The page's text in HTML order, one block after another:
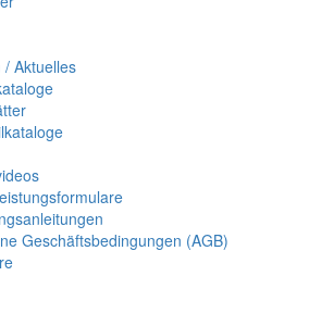
/ Aktuelles
Geschäftsbedingungen (AGB)